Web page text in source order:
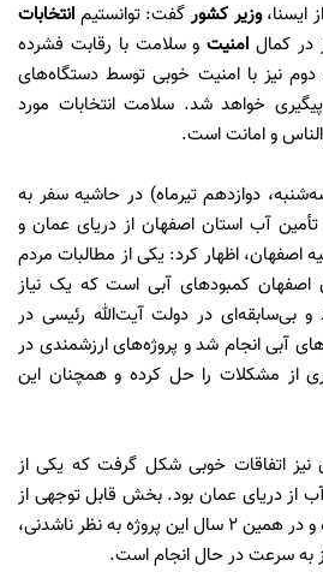
ایسنا،وزیر کشورگفت: توانستیم انتخابات
امنیت و سلامت با رقابت فشرده
دوم نیز با امنیت خوبی توسط دستگاه‌های
پیگیری خواهد شد. سلامت انتخابات مورد
و امانت است.
دوازدهم تیرماه) در حاشیه سفر به
تأمین آب استان اصفهان از دریای عمان و
اصفهان، اظهار کرد: یکی از مطالبات مردم
اصفهان کمبودهای آبی است که یک نیاز
بی‌سابقه‌ای در دولت آیت‌الله رئیسی در
آبی انجام شد و پروژه‌های ارزشمندی در
از مشکلات را حل کرده و همچنان این
نیز اتفاقات خوبی شکل گرفت که یکی از
آب از دریای عمان بود. بخش قابل توجهی از
لوله‌ها تامین و جاگذاری شده و در همین ۲ سال این پروژه به نظر ناشدنی،
به سرعت در حال انجام است.